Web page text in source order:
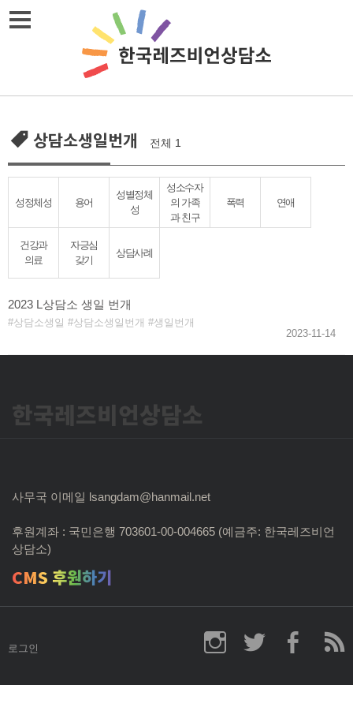
Skip
상담소생일번개 전체 1
성정체성 용어
성별정체
성
성소수자
의 가족
과 친구
폭력 연애
건강과
의료
자긍심
갖기
상담사례
2023 L상담소 생일 번개
상담소생일 상담소생일번개
생일번개
2023-11-14
한국레즈비언상담소
사무국 이메일 lsangdam@hanmail.net
후원계좌 : 국민은행 703601-00-004665 (예금주: 한국레즈비언
상담소)
CMS 후원하기
로그인